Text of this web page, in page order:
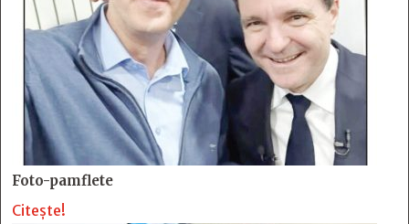
Foto-pamflete
Citește!